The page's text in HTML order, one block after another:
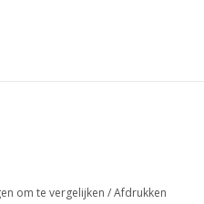
om te vergelijken /Afdrukken